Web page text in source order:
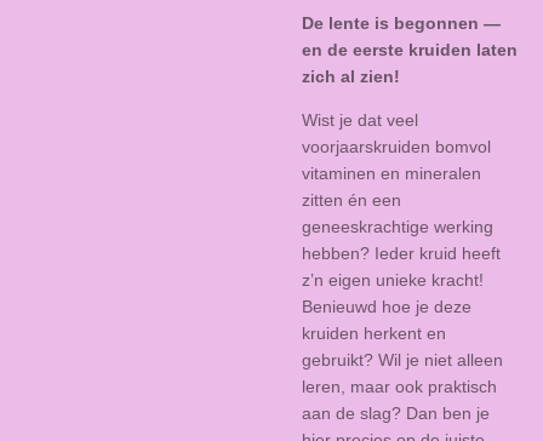
De lente is begonnen —
en de eerste kruiden laten
zich al zien!
Wist je dat veel
voorjaarskruiden bomvol
vitaminen en mineralen
zitten én een
geneeskrachtige werking
hebben? Ieder kruid heeft
z’n eigen unieke kracht!
Benieuwd hoe je deze
kruiden herkent en
gebruikt? Wil je niet alleen
leren, maar ook praktisch
aan de slag? Dan ben je